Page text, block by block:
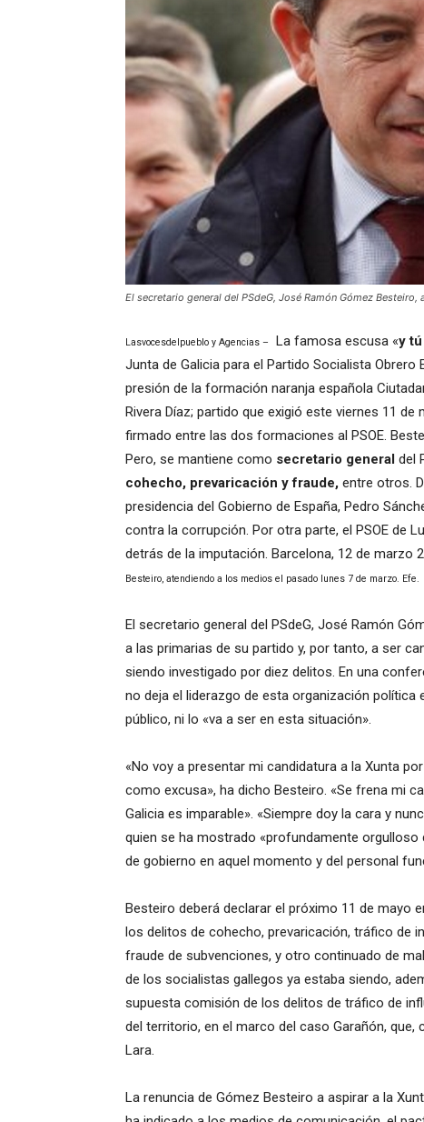
El secretario general del PSdeG, José Ramón Gómez
Lasvocesdelpueblo y Agencias – La famosa escusa «y
Junta de Galicia para el Partido Socialista
presión de la formación naranja española
Rivera Díaz; partido que exigió este viernes 11
firmado entre las dos formaciones al PSOE.
Pero, se mantiene como secretario general del
cohecho, prevaricación y fraude, entre otros.
presidencia del Gobierno de España, Pedro
contra la corrupción. Por otra parte, el PSOE de
detrás de la imputación. Barcelona, 12 de marzo
Besteiro, atendiendo a los medios el pasado lunes 7 de marzo. Efe.
El secretario general del PSdeG, José Ramón
a las primarias de su partido y, por tanto, a ser
siendo investigado por diez delitos. En una
no deja el liderazgo de esta organización política
público, ni lo «va a ser en esta situación».
«No voy a presentar mi candidatura a la Xunta
como excusa», ha dicho Besteiro. «Se frena mi
Galicia es imparable». «Siempre doy la cara y
quien se ha mostrado «profundamente orgulloso
de gobierno en aquel momento y del personal
Besteiro deberá declarar el próximo 11 de mayo
los delitos de cohecho, prevaricación, tráfico de
fraude de subvenciones, y otro continuado de
de los socialistas gallegos ya estaba siendo,
supuesta comisión de los delitos de tráfico de
del territorio, en el marco del caso Garañón,
Lara.
La renuncia de Gómez Besteiro a aspirar a la